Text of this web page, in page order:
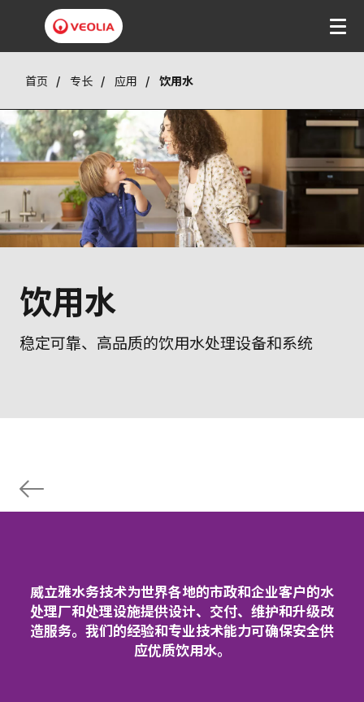
首页 专长 应用 饮用水
饮用水
稳定可靠、高品质的饮用水处理设备和系统
威立雅水务技术为世界各地的市政和企业客户的水
处理厂和处理设施提供设计、交付、维护和升级改
造服务。我们的经验和专业技术能力可确保安全供
应优质饮用水。